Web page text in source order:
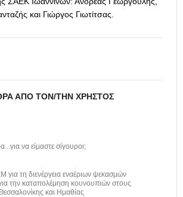
και Γιώργος Γιωτίτσας.
ΑΠΌ ΤΟΝ/ΤΗΝ ΧΡΉΣΤΟΣ
να είμαστε σίγουροι;
τη διενέργεια εναέριων ψεκασμών
την καταπολέμηση κουνουπιών στους
και Ημαθίας